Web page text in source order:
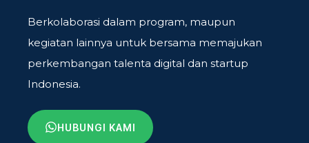
Berkolaborasi dalam program, maupun
kegiatan lainnya untuk bersama memajukan
perkembangan talenta digital dan startup
Indonesia.
HUBUNGI KAMI